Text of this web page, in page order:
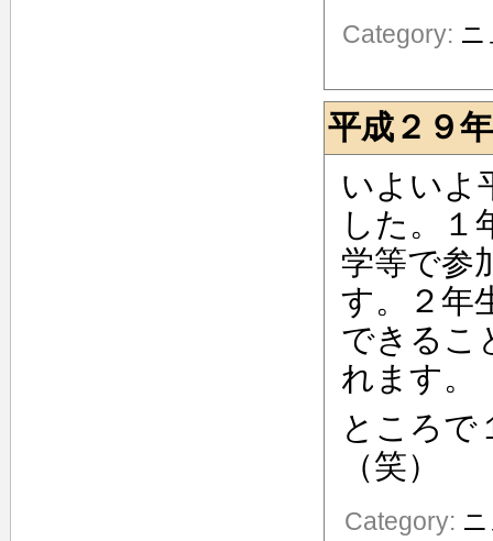
Category:
平成２９
いよいよ
した。１
学等で参
す。２年
できるこ
れます。
ところで
（笑）
Category: